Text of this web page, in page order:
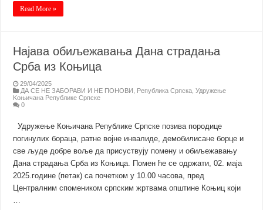
Read More »
Најава обиљежавања Дана страдања
Срба из Коњица
29/04/2025
ДА СЕ НЕ ЗАБОРАВИ И НЕ ПОНОВИ
Република Српска ,Удружење
Kоњичана Републике Српске
0
Удружење Коњичана Републике Српске позива породице
погинулих бораца, ратне војне инвалиде, демобилисане борце и
све људе добре воље да присуствују помену и обиљежавању
Дана страдања Срба из Коњица. Помен ће се одржати, 02. маја
2025.године (петак) са почетком у 10.00 часова, пред
Централним спомеником српским жртвама општине Коњиц који